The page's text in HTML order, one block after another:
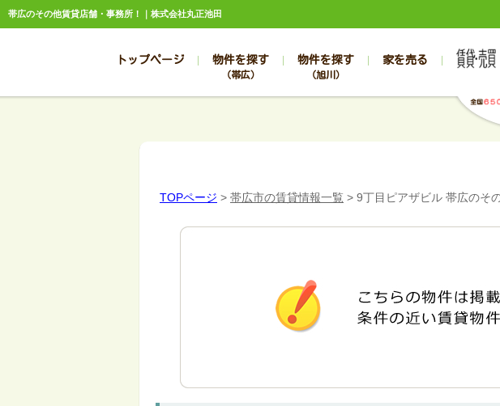
帯広のその他賃貸店舗・事務所！｜株式会社丸正池田
トップページ 物件を探す
（帯広）
帯広の売買物件一覧
帯広の中古一戸建て
物件を探す
（旭川）
旭川の売買物件一覧
旭川の中古一戸建て
家を売る
スタッフブロ
売却のお問合
TOPページ > 帯広市の賃貸情報一覧 > 9丁目ピアザビル 帯広のそ